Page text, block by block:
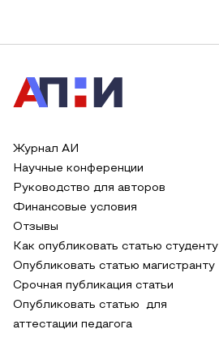
Журнал АИ
Научные конференции
Руководство для авторов
Финансовые условия
Отзывы
Как опубликовать статью студенту
Опубликовать статью магистранту
Срочная публикация статьи
Опубликовать статью для
аттестации педагога